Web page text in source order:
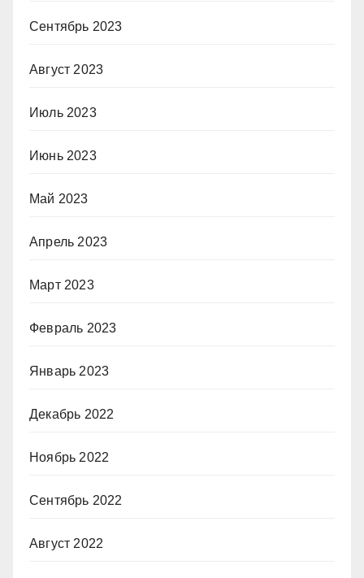
Сентябрь 2023
Август 2023
Июль 2023
Июнь 2023
Май 2023
Апрель 2023
Март 2023
Февраль 2023
Январь 2023
Декабрь 2022
Ноябрь 2022
Сентябрь 2022
Август 2022